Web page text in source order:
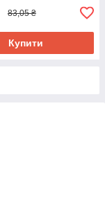
83,05 ₴
Купити